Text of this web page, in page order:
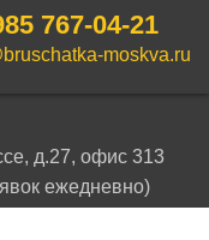
767-04-21
moskva.ru
д.27, офис 313
ежедневно)